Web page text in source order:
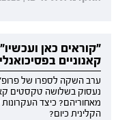
"קוראים כאן
קאנוניים
ערב השקה לספרו של פרופ'
נעסוק בשלושה טקסטים
מאחוריהם? כיצד
הקלינית כיום?